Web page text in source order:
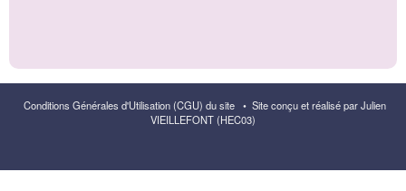
Conditions Générales d'Utilisation (CGU) du site • Site conçu et réalisé par Julien
VIEILLEFONT (HEC03)